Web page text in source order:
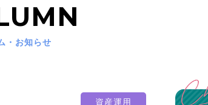
・お知らせ
資産運用